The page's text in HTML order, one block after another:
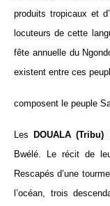
produits tropicaux et
locuteurs de cette
fête annuelle du
existent entre ces
composent le peuple
Les DOUALA (Tribu)
Bwélé. Le récit de
Rescapés d’une
l’océan, trois